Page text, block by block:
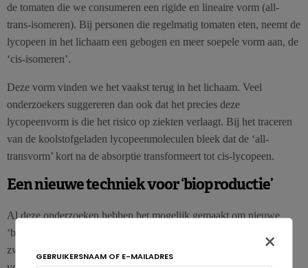
de tomaten die we consumeren een rigide en lineaire vorm (all-
trans-isomeren). Bij personen die regelmatig tomaten eten, neemt de
lycopeen in het lichaam een gebogen en meer soepele vorm aan, de
‘cis-isomeren’.
Deze vorm vinden we het vaakst terug in het lichaam. Veel
onderzoekers suggereren dan ook dat het precies deze
lycopeenvorm is die het risico op ziekten verlaagt. Bij het traceren
van de koolstofgeladen lycopeenmoleculen bleek dat de ‘all-
transvorm’ kort na de absorptie transformeert tot cis-lycopeen.
Een nieuwe techniek voor ‘bioproductie’
Al deze onderzoeken hebben het mogelijk gemaakt om nieuwe
‘bioproductie-eenheden’ te ontwikkelen. Deze kunnen ook
zwaardere versies produceren van andere bioactieve stoffen in
×
GEBRUIKERSNAAM OF E-MAILADRES